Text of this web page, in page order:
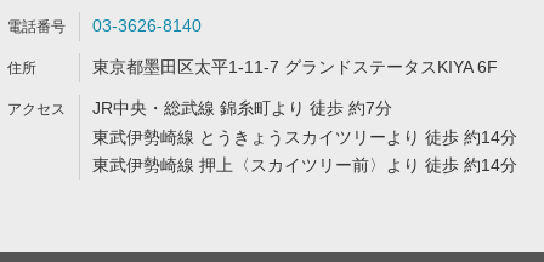
03-3626-8140
東京都墨田区太平1-11-7 グランドステータスKIYA 6F
JR中央・総武線 錦糸町より 徒歩 約7分
東武伊勢崎線 とうきょうスカイツリーより 徒歩 約14分
東武伊勢崎線 押上〈スカイツリー前〉より 徒歩 約14分